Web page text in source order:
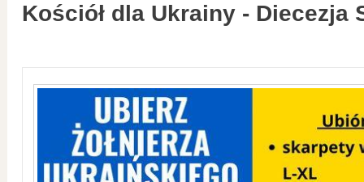
Kościół dla Ukrainy - Diecezja